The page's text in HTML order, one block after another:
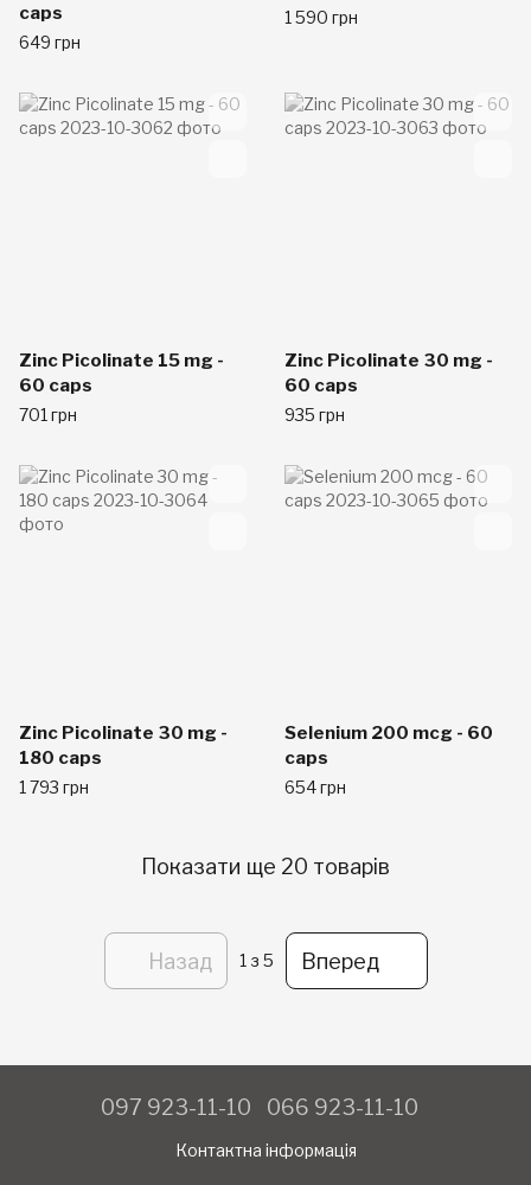
caps
649 грн
1 590 грн
Zinc Picolinate 15 mg -
60 caps
701 грн
Zinc Picolinate 30 mg -
60 caps
935 грн
Zinc Picolinate 30 mg -
180 caps
1 793 грн
Selenium 200 mcg - 60
caps
654 грн
Показати ще 20 товарів
Назад 1 з 5 Вперед
097 923-11-10 066 923-11-10
Контактна інформація